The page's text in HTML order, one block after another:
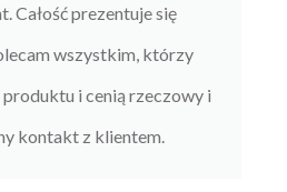
Całość prezentuje się
wszystkim, którzy
i cenią rzeczowy i
kontakt z klientem.